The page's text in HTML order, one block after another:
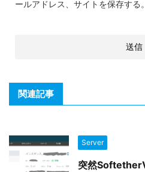
ールアドレス、サイトを保存する。
関連記事
Server
突然